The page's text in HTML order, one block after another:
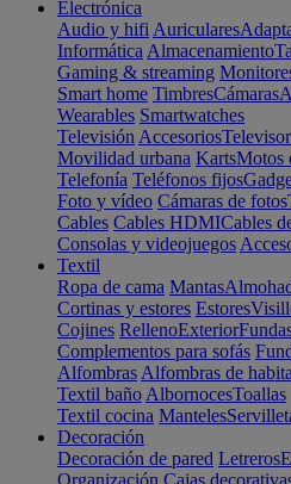
Electrónica
Audio y hifi Auriculares
Informática Almacenamiento
Gaming & streaming
Smart home TimbresCámaras
Wearables Smartwatches
Televisión Accesorios
Movilidad urbana KartsMotos
Telefonía Teléfonos fijos
Foto y vídeo Cámaras de fotos
Cables Cables HDMICables
Consolas y videojuegos
Textil
Ropa de cama Mantas
Cortinas y estores Estores
Cojines RellenoExterior
Complementos para sofás
Alfombras Alfombras de
Textil baño AlbornocesToallas
Textil cocina Manteles
Decoración
Decoración de pared Letreros
Organización Cajas